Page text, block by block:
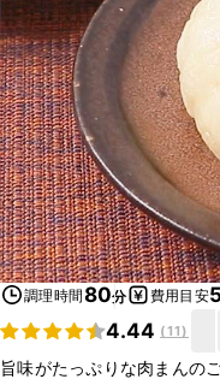
調理時間80分 費用目安
4.44 (11)
旨味がたっぷりな肉まんの